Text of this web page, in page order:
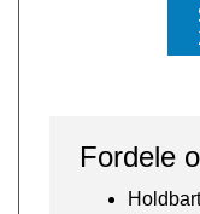
Fordele